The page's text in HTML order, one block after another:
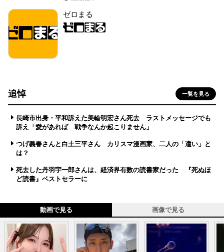
ゼロまる
追悼 一覧を見る
長崎市出身・平和訴えた美輪明宏さん死去 ラストメッセージでも
訴え「愛があれば 戦争なんか起こりません」
つげ義春さんと白土三平さん カリスマ漫画家、二人の「違い」と
は？
死去した丹羽宇一郎さんは、経済界有数の読書家だった 『死ぬほ
ど読書』ベストセラーに
動画で見る 画像で見る